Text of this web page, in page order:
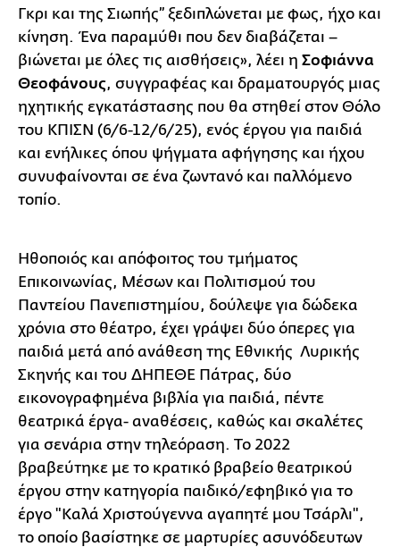
Γκρι και της Σιωπής” ξεδιπλώνεται με φως, ήχο και
κίνηση. Ένα παραμύθι που δεν διαβάζεται –
βιώνεται με όλες τις αισθήσεις», λέει η Σοφιάννα
Θεοφάνους, συγγραφέας και δραματουργός μιας
ηχητικής εγκατάστασης που θα στηθεί στον Θόλο
του ΚΠΙΣΝ (6/6-12/6/25), ενός έργου για παιδιά
και ενήλικες όπου ψήγματα αφήγησης και ήχου
συνυφαίνονται σε ένα ζωντανό και παλλόμενο
τοπίο.
Ηθοποιός και απόφοιτος του τμήματος
Επικοινωνίας, Μέσων και Πολιτισμού του
Παντείου Πανεπιστημίου, δούλεψε για δώδεκα
χρόνια στο θέατρο, έχει γράψει δύο όπερες για
παιδιά μετά από ανάθεση της Εθνικής Λυρικής
Σκηνής και του ΔΗΠΕΘΕ Πάτρας, δύο
εικονογραφημένα βιβλία για παιδιά, πέντε
θεατρικά έργα- αναθέσεις, καθώς και σκαλέτες
για σενάρια στην τηλεόραση. Το 2022
βραβεύτηκε με το κρατικό βραβείο θεατρικού
έργου στην κατηγορία παιδικό/εφηβικό για το
έργο "Kαλά Χριστούγεννα αγαπητέ μου Τσάρλι",
το οποίο βασίστηκε σε μαρτυρίες ασυνόδευτων